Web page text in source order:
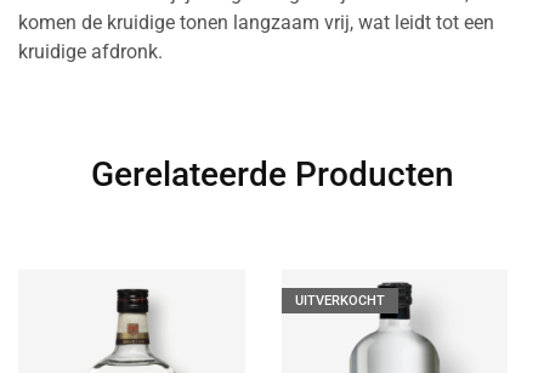
komen de kruidige tonen langzaam vrij, wat leidt tot een
kruidige afdronk.
Gerelateerde Producten
UITVERKOCHT